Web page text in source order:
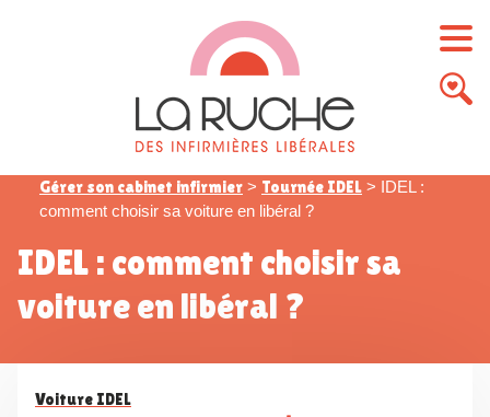
Gérer son cabinet infirmier > Tournée IDEL > IDEL :
comment choisir sa voiture en libéral ?
IDEL : comment choisir sa
voiture en libéral ?
Voiture IDEL